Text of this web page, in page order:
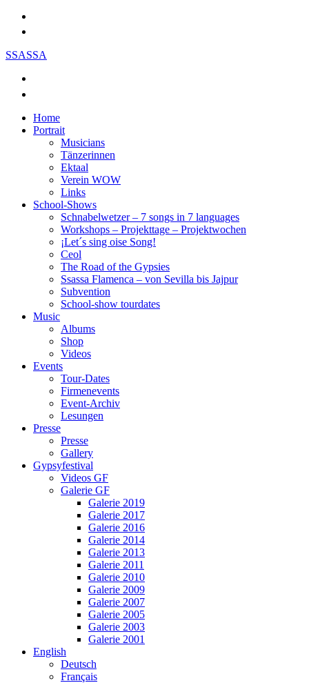
SSASSA
Home
Portrait
Musicians
Tänzerinnen
Ektaal
Verein WOW
Links
School-Shows
Schnabelwetzer – 7 songs in 7 languages
Workshops – Projekttage – Projektwochen
¡Let´s sing oise Song!
Ceol
The Road of the Gypsies
Ssassa Flamenca – von Sevilla bis Jajpur
Subvention
School-show tourdates
Music
Albums
Shop
Videos
Events
Tour-Dates
Firmenevents
Event-Archiv
Lesungen
Presse
Presse
Gallery
Gypsyfestival
Videos GF
Galerie GF
Galerie 2019
Galerie 2017
Galerie 2016
Galerie 2014
Galerie 2013
Galerie 2011
Galerie 2010
Galerie 2009
Galerie 2007
Galerie 2005
Galerie 2003
Galerie 2001
English
Deutsch
Français